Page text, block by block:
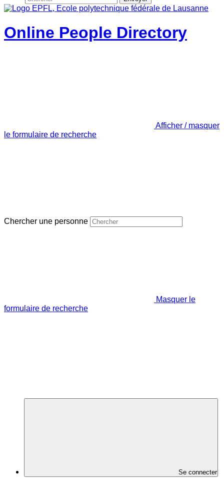
Online People Directory
Afficher / masquer
le formulaire de recherche
Chercher une personne
Masquer le
formulaire de recherche
Se connecter